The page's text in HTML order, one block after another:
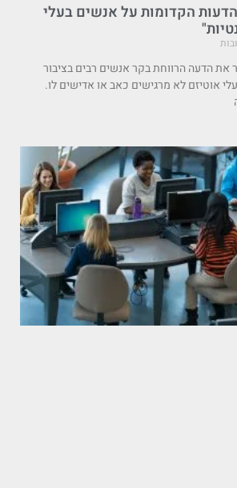
הקדומות על אנשים בעלי
הדעה הרווחת בקר אנשים רבים בציבור
אוטיזם לא מרגישים כאב או אדישים לו.